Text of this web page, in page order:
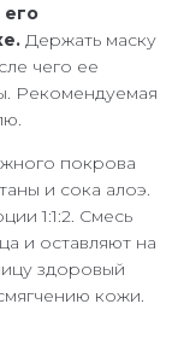
его
Держать маску
чего ее
Рекомендуемая
покрова
и сока алоэ.
1:1:2. Смесь
и оставляют на
здоровый
кожи.